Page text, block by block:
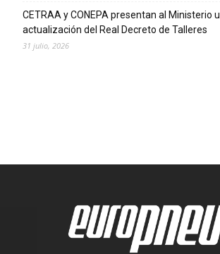
CETRAA y CONEPA presentan al Ministerio
actualización del Real Decreto de Talleres
31 julio, 2026